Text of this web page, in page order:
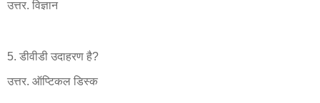
उत्तर. विज्ञान
5. डीवीडी उदाहरण है?
उत्तर. ऑप्टिकल डिस्क